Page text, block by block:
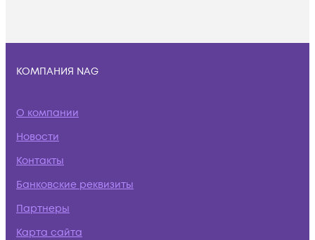
КОМПАНИЯ NAG
О компании
Новости
Контакты
Банковские реквизиты
Партнеры
Карта сайта